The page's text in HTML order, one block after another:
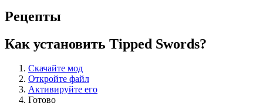
Рецепты
Как установить Tipped Swords?
Скачайте мод
Откройте файл
Активируйте его
Готово